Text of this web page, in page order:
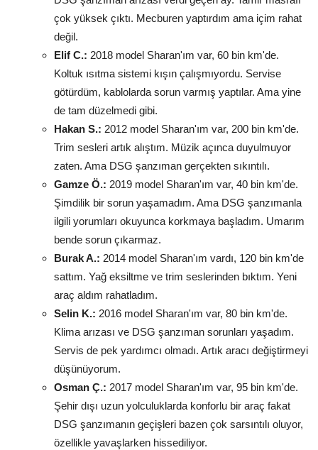
çok yüksek çıktı. Mecburen yaptırdım ama içim rahat
değil.
Elif C.: 2018 model Sharan'ım var, 60 bin km'de.
Koltuk ısıtma sistemi kışın çalışmıyordu. Servise
götürdüm, kablolarda sorun varmış yaptılar. Ama yine
de tam düzelmedi gibi.
Hakan S.: 2012 model Sharan'ım var, 200 bin km'de.
Trim sesleri artık alıştım. Müzik açınca duyulmuyor
zaten. Ama DSG şanzıman gerçekten sıkıntılı.
Gamze Ö.: 2019 model Sharan'ım var, 40 bin km'de.
Şimdilik bir sorun yaşamadım. Ama DSG şanzımanla
ilgili yorumları okuyunca korkmaya başladım. Umarım
bende sorun çıkarmaz.
Burak A.: 2014 model Sharan'ım vardı, 120 bin km'de
sattım. Yağ eksiltme ve trim seslerinden bıktım. Yeni
araç aldım rahatladım.
Selin K.: 2016 model Sharan'ım var, 80 bin km'de.
Klima arızası ve DSG şanzıman sorunları yaşadım.
Servis de pek yardımcı olmadı. Artık aracı değiştirmeyi
düşünüyorum.
Osman Ç.: 2017 model Sharan'ım var, 95 bin km'de.
Şehir dışı uzun yolculuklarda konforlu bir araç fakat
DSG şanzımanın geçişleri bazen çok sarsıntılı oluyor,
özellikle yavaşlarken hissediliyor.